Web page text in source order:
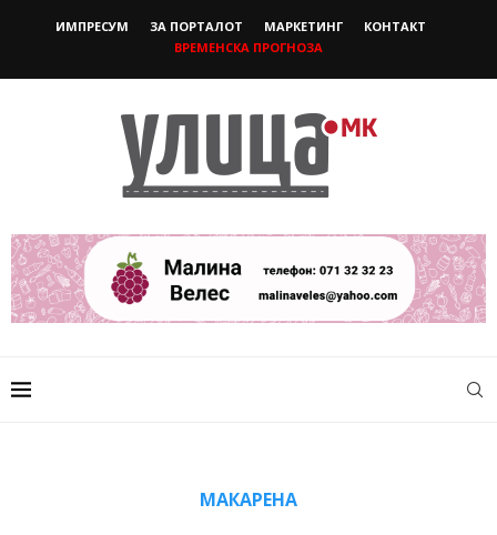
ИМПРЕСУМ ЗА ПОРТАЛОТ МАРКЕТИНГ
КОНТАКТ
ВРЕМЕНСКА ПРОГНОЗА
МАКАРЕНА